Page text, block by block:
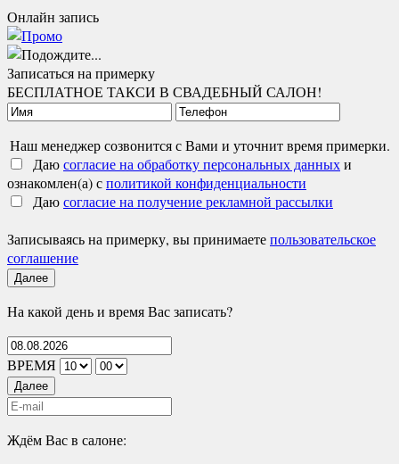
Онлайн запись
Записаться на примерку
БЕСПЛАТНОЕ ТАКСИ В СВАДЕБНЫЙ САЛОН!
Наш менеджер созвонится с Вами и уточнит время примерки.
Даюсогласие на обработку персональных данныхи
ознакомлен(а) сполитикой конфиденциальности
Даюсогласие на получение рекламной рассылки
Записываясь на примерку, вы принимаетепользовательское
соглашение
Далее
На какой день и время Вас записать?
ВРЕМЯ
Далее
Ждём Вас в салоне: